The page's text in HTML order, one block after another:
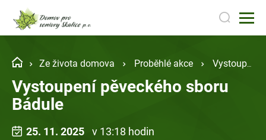
Ze života domova Proběhlé akce Vystoupení pěveckého sboru Bádule
Vystoupení pěveckého sboru
Bádule
25. 11. 2025 v 13:18 hodin